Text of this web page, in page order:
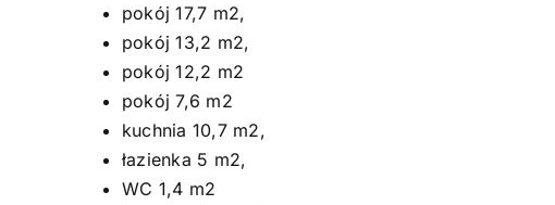
pokój 17,7 m2,
pokój 13,2 m2,
pokój 12,2 m2
pokój 7,6 m2
kuchnia 10,7 m2,
łazienka 5 m2,
WC 1,4 m2